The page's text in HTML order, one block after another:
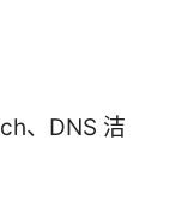
、DNS 洁